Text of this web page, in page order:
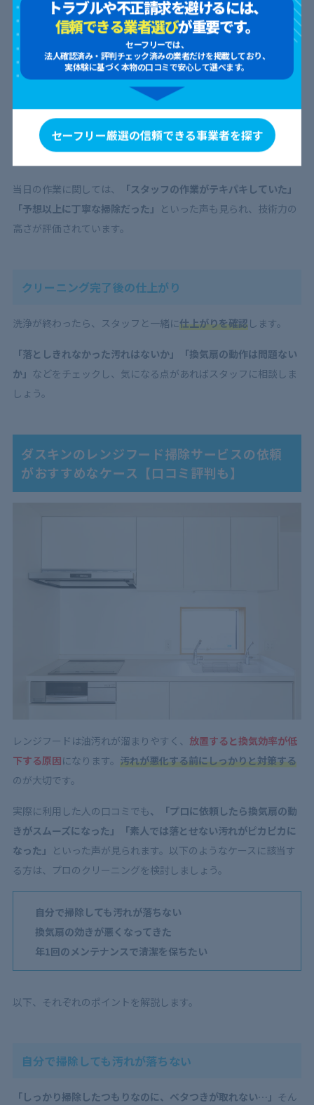
た」
といった口コミも多く、安心して準備を進められるでしょ
う。
作業当日の流れ
作業当日は、駐車スペースの確保をお願いされる場合がある
め、事前に確認しておきましょう。また、作業をスムーズに進め
当日の作業に関しては、
「スタッフの作業がテキパキしていた」
「予想以上に丁寧な掃除だった」 といった声も見られ、技術力の
高さが評価されています。
クリーニング完了後の仕上がり
洗浄が終わったら、スタッフと一緒に仕上がりを確認します。
「落としきれなかった汚れはないか」「換気扇の動作は問題ない
か」 などをチェックし、気になる点があればスタッフに相談しま
しょう。
ダスキンのレンジフード掃除サービスの依頼
がおすすめなケース【口コミ評判も】
レンジフードは油汚れが溜まりやすく、 放置すると換気効率が低
下する原因になります。 汚れが悪化する前にしっかりと対策する
のが大切です。
実際に利用した人の口コミでも、「プロに依頼したら換気扇の動
きがスムーズになった」「素人では落とせない汚れがピカピカに
なった」 といった声が見られます。以下のようなケースに該当す
る方は、プロのクリーニングを検討しましょう。
自分で掃除しても汚れが落ちない
換気扇の効きが悪くなってきた
年1回のメンテナンスで清潔を保ちたい
以下、それぞれのポイントを解説します。
自分で掃除しても汚れが落ちない
「しっかり掃除したつもりなのに、ベタつきが取れない…」 そん
トラブルや不正請求を避けるには、
信頼できる業者選びが重要です。
セーフリーでは、
法人確認済み・評判チェック済みの業者だけを掲載しており、
実体験に基づく本物の口コミで安心して選べます。
セーフリー厳選の信頼できる事業者を探す